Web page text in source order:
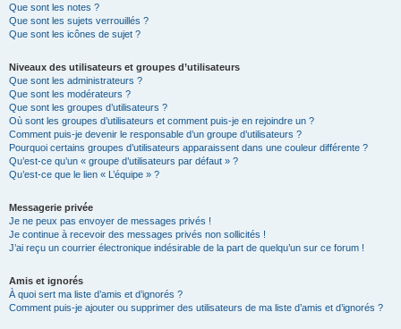
Que sont les notes ?
Que sont les sujets verrouillés ?
Que sont les icônes de sujet ?
Niveaux des utilisateurs et groupes d’utilisateurs
Que sont les administrateurs ?
Que sont les modérateurs ?
Que sont les groupes d’utilisateurs ?
Où sont les groupes d’utilisateurs et comment puis-je en rejoindre un ?
Comment puis-je devenir le responsable d’un groupe d’utilisateurs ?
Pourquoi certains groupes d’utilisateurs apparaissent dans une couleur différente ?
Qu’est-ce qu’un « groupe d’utilisateurs par défaut » ?
Qu’est-ce que le lien « L’équipe » ?
Messagerie privée
Je ne peux pas envoyer de messages privés !
Je continue à recevoir des messages privés non sollicités !
J’ai reçu un courrier électronique indésirable de la part de quelqu’un sur ce forum !
Amis et ignorés
À quoi sert ma liste d’amis et d’ignorés ?
Comment puis-je ajouter ou supprimer des utilisateurs de ma liste d’amis et d’ignorés ?